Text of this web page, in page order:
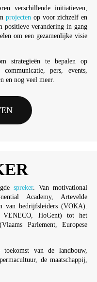
verschillende initiatieven,
projecten op voor zichzelf en
positieve verandering in gang
om een gezamenlijke visie
strategieën te bepalen op
pers, events,
en nog veel meer.
spreker. Van motivational
Academy, Artevelde
van bedrijfsleiders (VOKA).
HoGent) tot het
Parlement, Europese
van de landbouw,
de maatschappij,